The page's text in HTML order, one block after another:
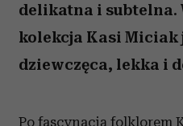
delikatna i
kolekcja Kasi
dziewczęca, lekka i
Po fascynacją folklorem